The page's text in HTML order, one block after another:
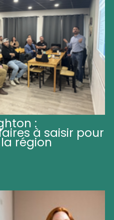
:
à saisir pour
région